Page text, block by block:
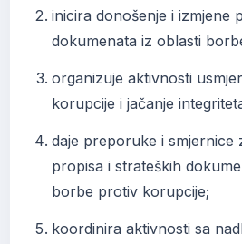
inicira donošenje i izmjene
dokumenata iz oblasti
organizuje aktivnosti
korupcije i jačanje
daje preporuke i smjernice
propisa i strateških
borbe protiv korupcije;
koordinira aktivnosti sa